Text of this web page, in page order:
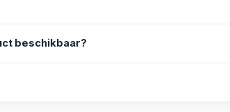
beschikbaar?